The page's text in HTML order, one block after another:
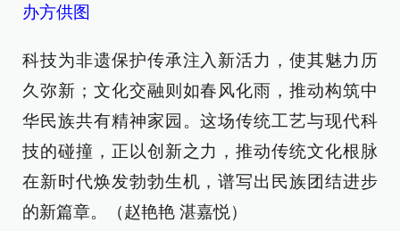
办方供图
科技为非遗保护传承注入新活力，使其魅力历
久弥新；文化交融则如春风化雨，推动构筑中
华民族共有精神家园。这场传统工艺与现代科
技的碰撞，正以创新之力，推动传统文化根脉
在新时代焕发勃勃生机，谱写出民族团结进步
的新篇章。（赵艳艳 湛嘉悦）